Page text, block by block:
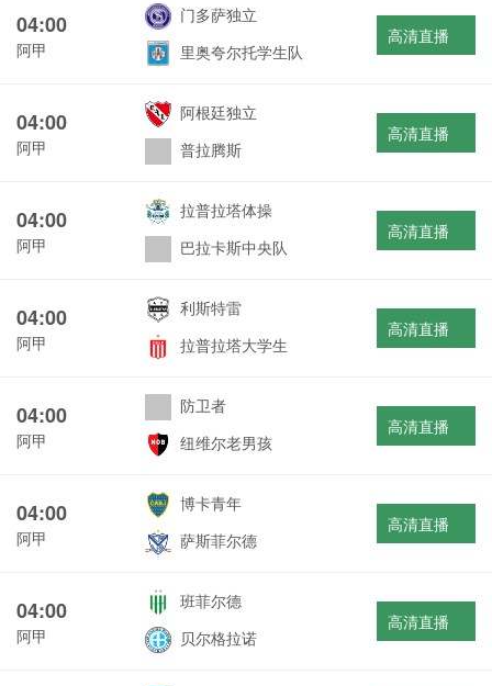
04:00
阿甲
门多萨独立
里奥夸尔托学生队
高清直播
04:00
阿甲
阿根廷独立
普拉腾斯
高清直播
04:00
阿甲
拉普拉塔体操
巴拉卡斯中央队
高清直播
04:00
阿甲
利斯特雷
拉普拉塔大学生
高清直播
04:00
阿甲
防卫者
纽维尔老男孩
高清直播
04:00
阿甲
博卡青年
萨斯菲尔德
高清直播
04:00
阿甲
班菲尔德
贝尔格拉诺
高清直播